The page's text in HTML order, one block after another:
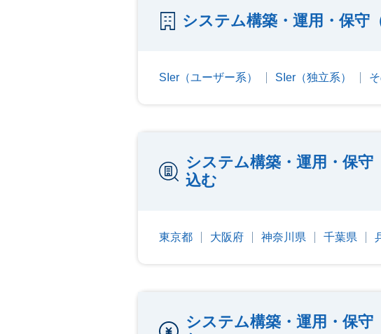
システム構築・運用・保守
SIer（ユーザー系） SIer（独立系）
システム構築・運用・保
込む
東京都 大阪府 神奈川県 千葉県
システム構築・運用・保